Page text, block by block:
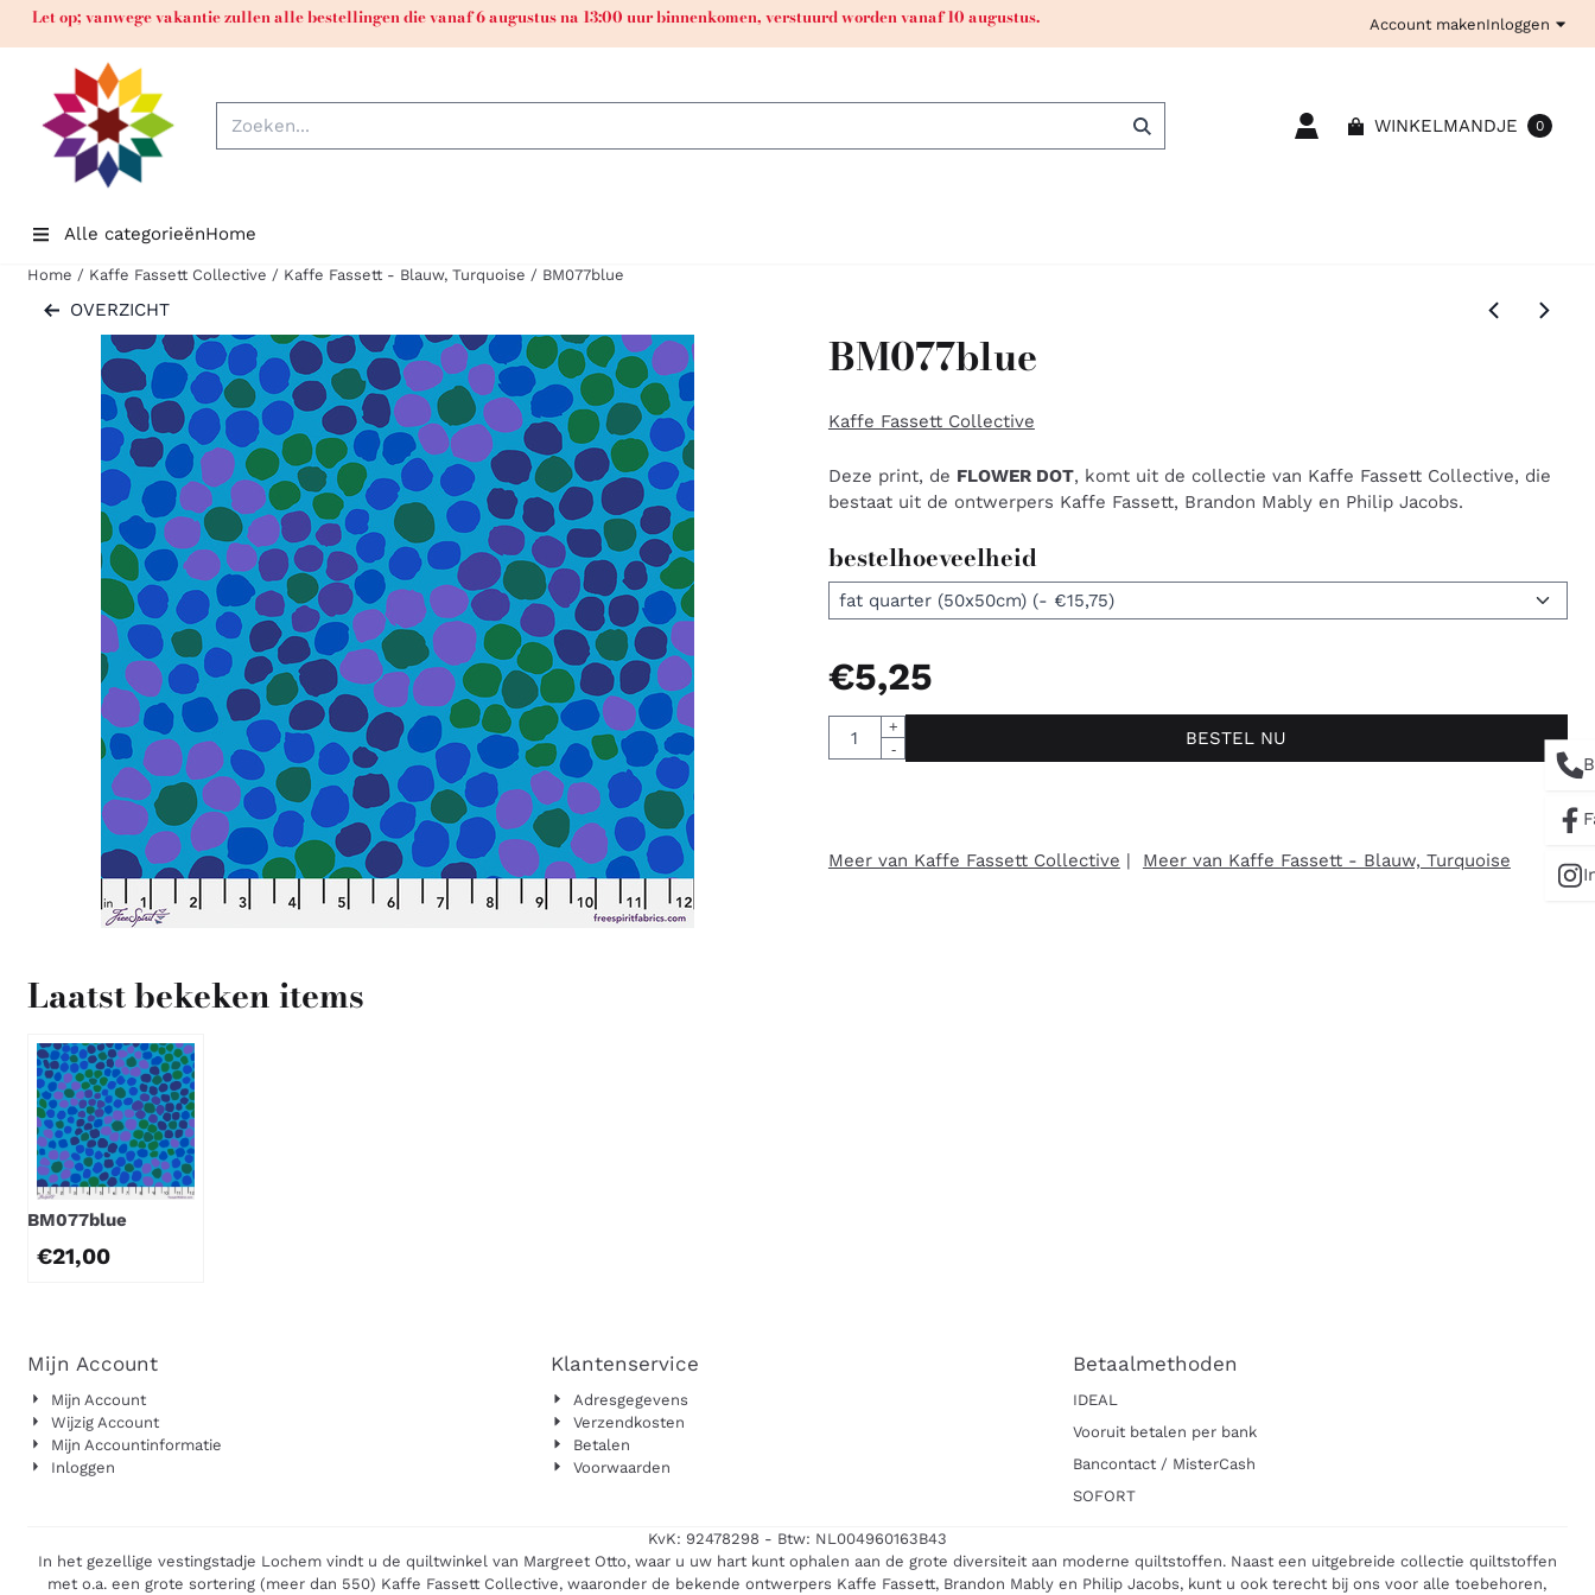
Cookievoorkeuren zijn momenteel gesloten.
Let op; vanwege vakantie zullen alle bestellingen die vanaf 6 augustus na 13:00 uur binnenkomen, verstuurd worden vanaf 10 augustus. Account makenInloggen
Zoeken
WINKELMANDJE 0
Alle categorieënHome
Home / Kaffe Fassett Collective / Kaffe Fassett - Blauw, Turquoise / BM077blue
OVERZICHT
BM077blue
Kaffe Fassett Collective
Deze print, de FLOWER DOT, komt uit de collectie van Kaffe Fassett Collective, die
bestaat uit de ontwerpers Kaffe Fassett, Brandon Mably en Philip Jacobs.
bestelhoeveelheid
€5,25
Aantal
+
-
BESTEL NU
Meer van Kaffe Fassett Collective | Meer van Kaffe Fassett - Blauw, Turquoise
Laatst bekeken items
BM077blue
€21,00
Mijn Account
Mijn Account
Wijzig Account
Mijn Accountinformatie
Inloggen
Klantenservice
Adresgegevens
Verzendkosten
Betalen
Voorwaarden
Betaalmethoden
IDEAL
Vooruit betalen per bank
Bancontact / MisterCash
SOFORT
KvK: 92478298 - Btw: NL004960163B43
In het gezellige vestingstadje Lochem vindt u de quiltwinkel van Margreet Otto, waar u uw hart kunt ophalen aan de grote diversiteit aan moderne quiltstoffen. Naast een uitgebreide collectie quiltstoffen
met o.a. een grote sortering (meer dan 550) Kaffe Fassett Collective, waaronder de bekende ontwerpers Kaffe Fassett, Brandon Mably en Philip Jacobs, kunt u ook terecht bij ons voor alle toebehoren,